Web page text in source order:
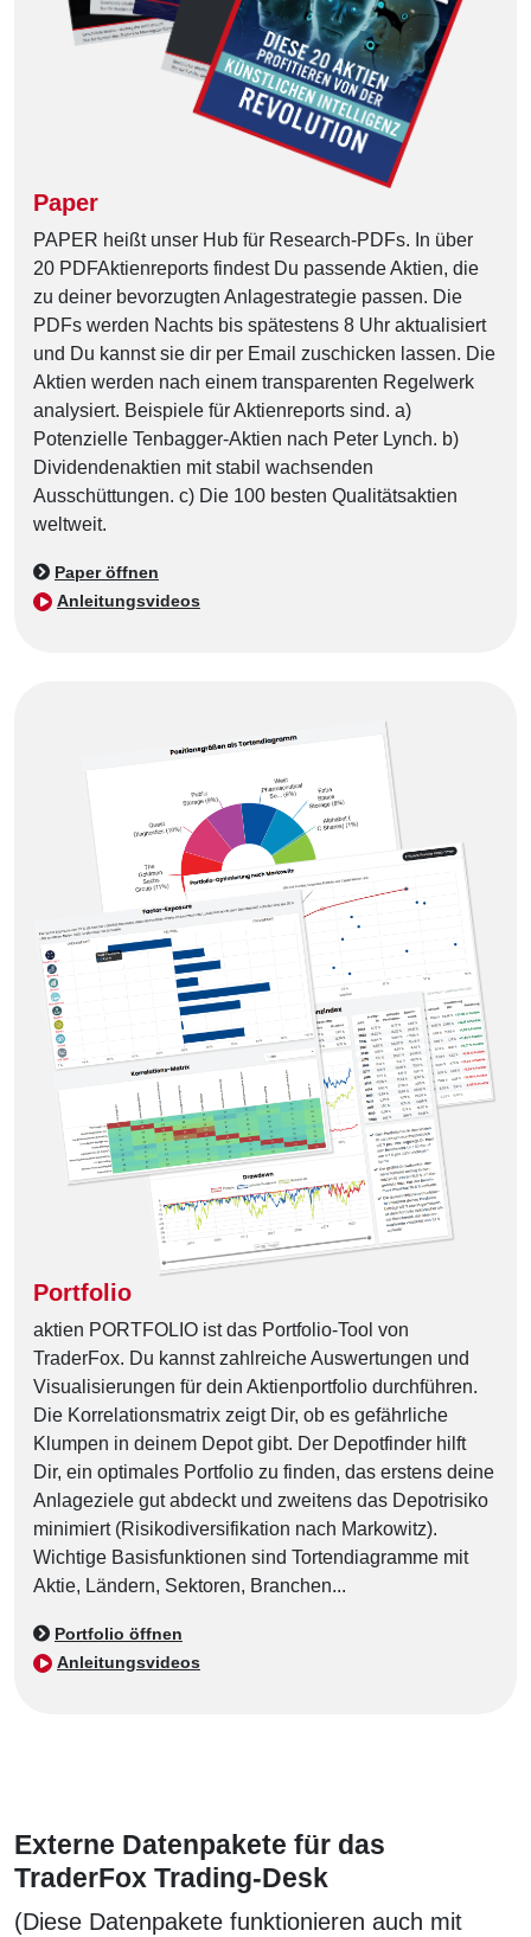
Paper
PAPER heißt unser Hub für Research-PDFs. In über
20 PDFAktienreports findest Du passende Aktien, die
zu deiner bevorzugten Anlagestrategie passen. Die
PDFs werden Nachts bis spätestens 8 Uhr aktualisiert
und Du kannst sie dir per Email zuschicken lassen. Die
Aktien werden nach einem transparenten Regelwerk
analysiert. Beispiele für Aktienreports sind. a)
Potenzielle Tenbagger-Aktien nach Peter Lynch. b)
Dividendenaktien mit stabil wachsenden
Ausschüttungen. c) Die 100 besten Qualitätsaktien
weltweit.
Paper öffnen
Anleitungsvideos
Portfolio
aktien PORTFOLIO ist das Portfolio-Tool von
TraderFox. Du kannst zahlreiche Auswertungen und
Visualisierungen für dein Aktienportfolio durchführen.
Die Korrelationsmatrix zeigt Dir, ob es gefährliche
Klumpen in deinem Depot gibt. Der Depotfinder hilft
Dir, ein optimales Portfolio zu finden, das erstens deine
Anlageziele gut abdeckt und zweitens das Depotrisiko
minimiert (Risikodiversifikation nach Markowitz).
Wichtige Basisfunktionen sind Tortendiagramme mit
Aktie, Ländern, Sektoren, Branchen...
Portfolio öffnen
Anleitungsvideos
Externe Datenpakete für das
TraderFox Trading-Desk
(Diese Datenpakete funktionieren auch mit